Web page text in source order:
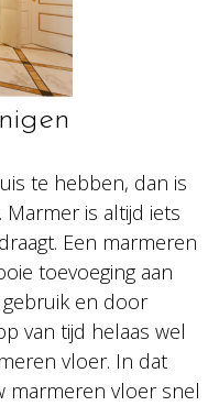
te hebben, dan is
is altijd iets
Een marmeren
toevoeging aan
en door
van tijd helaas wel
vloer. In dat
marmeren vloer snel